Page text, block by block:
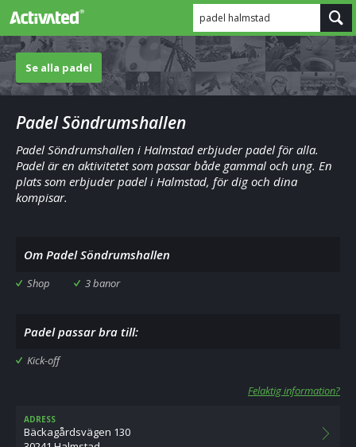
padel halmstad
Se alla padel
Padel Söndrumshallen
Padel Söndrumshallen i Halmstad erbjuder padel för alla.
Padel är en aktivitetet som passar både gammal och ung. En
plats som erbjuder padel i Halmstad, för dig och dina
kompisar.
Om Padel Söndrumshallen
Shop 3 banor
Padel passar bra till:
Kick-off
Felaktig information?
ADRESS
Bäckagårdsvägen 130